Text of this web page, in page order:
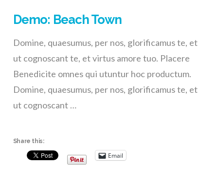
Demo: Beach Town
Domine, quaesumus, per nos, glorificamus te, et
ut cognoscant te, et virtus amore tuo. Placere
Benedicite omnes qui utuntur hoc productum.
Domine, quaesumus, per nos, glorificamus te, et
ut cognoscant …
Share this:
Email